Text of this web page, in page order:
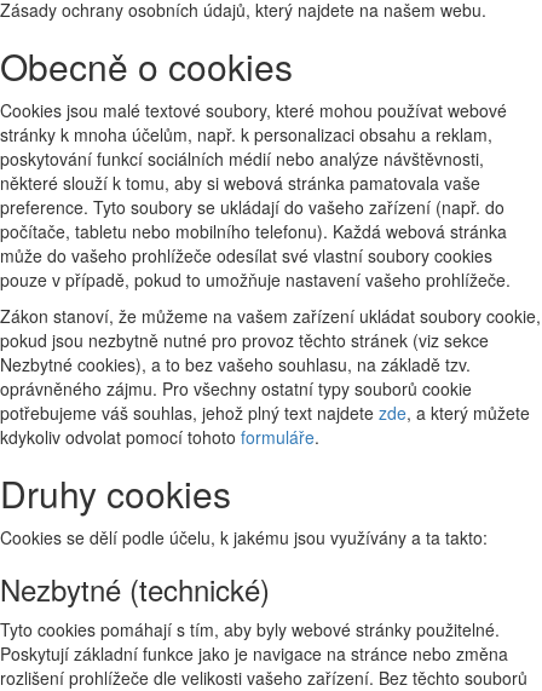
Zásady ochrany osobních údajů, který najdete na našem webu.
Obecně o cookies
Cookies jsou malé textové soubory, které mohou používat webové
stránky k mnoha účelům, např. k personalizaci obsahu a reklam,
poskytování funkcí sociálních médií nebo analýze návštěvnosti,
některé slouží k tomu, aby si webová stránka pamatovala vaše
preference. Tyto soubory se ukládají do vašeho zařízení (např. do
počítače, tabletu nebo mobilního telefonu). Každá webová stránka
může do vašeho prohlížeče odesílat své vlastní soubory cookies
pouze v případě, pokud to umožňuje nastavení vašeho prohlížeče.
Zákon stanoví, že můžeme na vašem zařízení ukládat soubory cookie,
pokud jsou nezbytně nutné pro provoz těchto stránek (viz sekce
Nezbytné cookies), a to bez vašeho souhlasu, na základě tzv.
oprávněného zájmu. Pro všechny ostatní typy souborů cookie
potřebujeme váš souhlas, jehož plný text najdete zde, a který můžete
kdykoliv odvolat pomocí tohoto formuláře.
Druhy cookies
Cookies se dělí podle účelu, k jakému jsou využívány a ta takto:
Nezbytné (technické)
Tyto cookies pomáhají s tím, aby byly webové stránky použitelné.
Poskytují základní funkce jako je navigace na stránce nebo změna
rozlišení prohlížeče dle velikosti vašeho zařízení. Bez těchto souborů